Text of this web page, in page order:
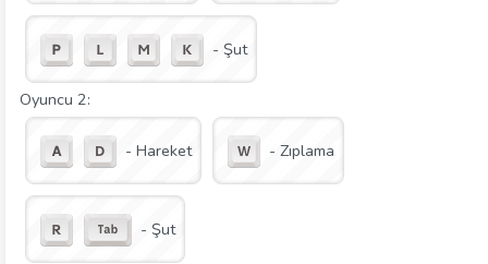
- Şut
Oyuncu 2:
- Hareket - Zıplama
- Şut